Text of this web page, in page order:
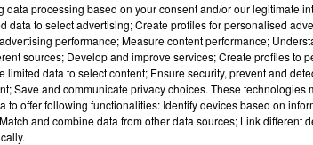
vous avez exprimé. Si vous souhaitez l'afficher,
sur le bouton ci-dessous.
data processing based on your consent and/or our legitimate
data to select advertising; Create profiles for personalised
performance; Measure content performance;
sources; Develop and improve services; Create profiles to
data to select content; Ensure security, prevent and
Save and communicate privacy choices. These technologies
to offer following functionalities: Identify devices based on
and combine data from other data sources; Link different